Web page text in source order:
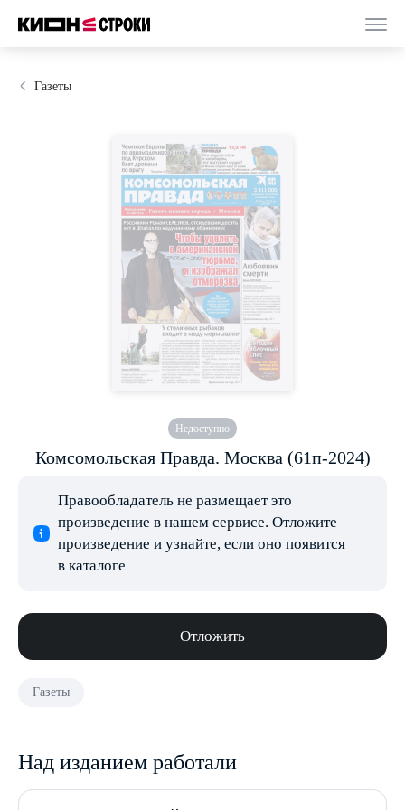
Газеты
Недоступно
Комсомольская Правда. Москва (61п-2024)
Правообладатель не размещает это
произведение в нашем сервисе. Отложите
произведение и узнайте, если оно появится
в каталоге
Отложить
Газеты
Над изданием работали